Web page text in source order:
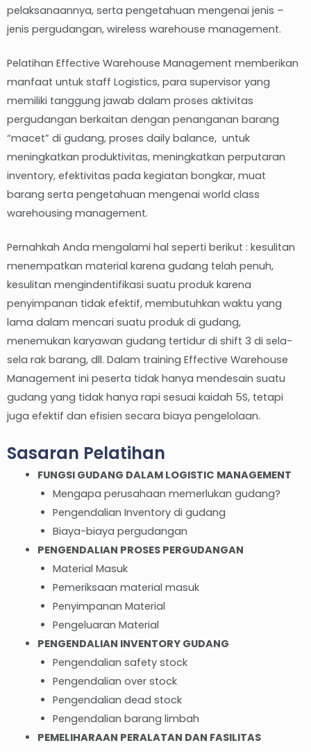
pelaksanaannya, serta pengetahuan mengenai jenis –
jenis pergudangan, wireless warehouse management.
Pelatihan Effective Warehouse Management memberikan
manfaat untuk staff Logistics, para supervisor yang
memiliki tanggung jawab dalam proses aktivitas
pergudangan berkaitan dengan penanganan barang
“macet” di gudang, proses daily balance, untuk
meningkatkan produktivitas, meningkatkan perputaran
inventory, efektivitas pada kegiatan bongkar, muat
barang serta pengetahuan mengenai world class
warehousing management.
Pernahkah Anda mengalami hal seperti berikut : kesulitan
menempatkan material karena gudang telah penuh,
kesulitan mengindentifikasi suatu produk karena
penyimpanan tidak efektif, membutuhkan waktu yang
lama dalam mencari suatu produk di gudang,
menemukan karyawan gudang tertidur di shift 3 di sela-
sela rak barang, dll. Dalam training Effective Warehouse
Management ini peserta tidak hanya mendesain suatu
gudang yang tidak hanya rapi sesuai kaidah 5S, tetapi
juga efektif dan efisien secara biaya pengelolaan.
Sasaran Pelatihan
FUNGSI GUDANG DALAM LOGISTIC MANAGEMENT
Mengapa perusahaan memerlukan gudang?
Pengendalian Inventory di gudang
Biaya-biaya pergudangan
PENGENDALIAN PROSES PERGUDANGAN
Material Masuk
Pemeriksaan material masuk
Penyimpanan Material
Pengeluaran Material
PENGENDALIAN INVENTORY GUDANG
Pengendalian safety stock
Pengendalian over stock
Pengendalian dead stock
Pengendalian barang limbah
PEMELIHARAAN PERALATAN DAN FASILITAS